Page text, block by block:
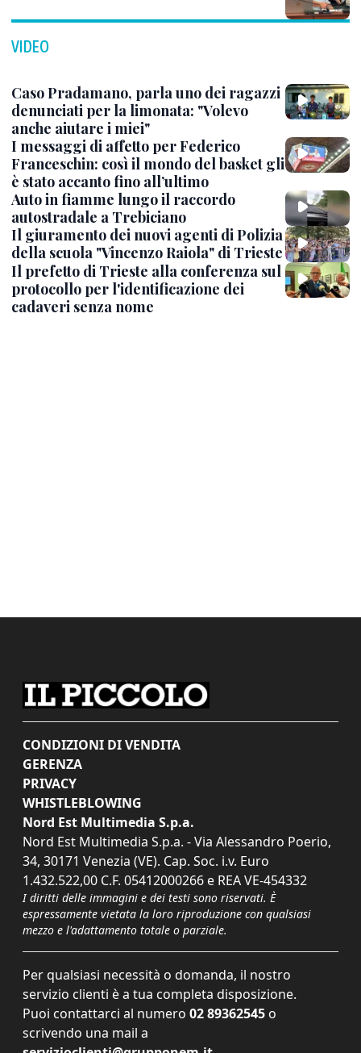
VIDEO
Caso Pradamano, parla uno dei ragazzi
denunciati per la limonata: "Volevo
anche aiutare i miei"
I messaggi di affetto per Federico
Franceschin: così il mondo del basket gli
è stato accanto fino all’ultimo
Auto in fiamme lungo il raccordo
autostradale a Trebiciano
Il giuramento dei nuovi agenti di Polizia
della scuola "Vincenzo Raiola" di Trieste
Il prefetto di Trieste alla conferenza sul
protocollo per l'identificazione dei
cadaveri senza nome
CONDIZIONI DI VENDITA
GERENZA
PRIVACY
WHISTLEBLOWING
Nord Est Multimedia S.p.a.
Nord Est Multimedia S.p.a. - Via Alessandro Poerio,
34, 30171 Venezia (VE). Cap. Soc. i.v. Euro
1.432.522,00 C.F. 05412000266 e REA VE-454332
I diritti delle immagini e dei testi sono riservati. È
espressamente vietata la loro riproduzione con qualsiasi
mezzo e l'adattamento totale o parziale.
Per qualsiasi necessità o domanda, il nostro
servizio clienti è a tua completa disposizione.
Puoi contattarci al numero 02 89362545 o
scrivendo una mail a